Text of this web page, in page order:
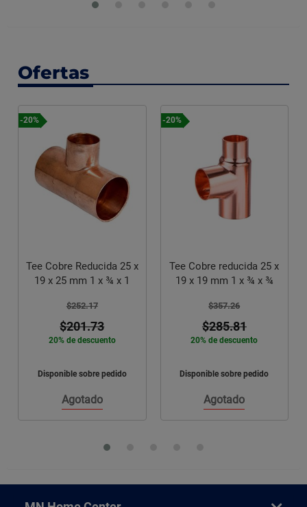
Ofertas
-20%
Tee Cobre Reducida 25 x
19 x 25 mm 1 x ¾ x 1
$252.17
$201.73
20% de descuento
Disponible sobre pedido
Agotado
-20%
Tee Cobre reducida 25 x
19 x 19 mm 1 x ¾ x ¾
$357.26
$285.81
20% de descuento
Disponible sobre pedido
Agotado